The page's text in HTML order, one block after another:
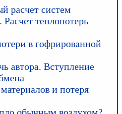
расчет систем
Расчет теплопотерь
в гофрированной
автора. Вступление
и потеря